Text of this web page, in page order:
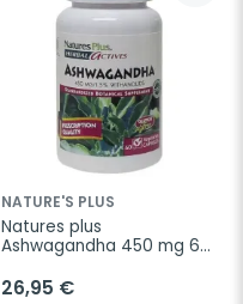
NATURE'S PLUS
Natures plus
Ashwagandha 450 mg 60
26,95 €